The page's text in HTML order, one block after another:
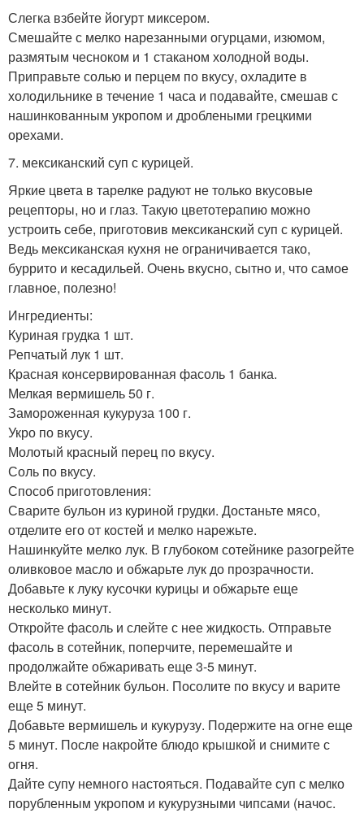
Слегка взбейте йогурт миксером.
Смешайте с мелко нарезанными огурцами, изюмом,
размятым чесноком и 1 стаканом холодной воды.
Приправьте солью и перцем по вкусу, охладите в
холодильнике в течение 1 часа и подавайте, смешав с
нашинкованным укропом и дроблеными грецкими
орехами.
7. мексиканский суп с курицей.
Яркие цвета в тарелке радуют не только вкусовые
рецепторы, но и глаз. Такую цветотерапию можно
устроить себе, приготовив мексиканский суп с курицей.
Ведь мексиканская кухня не ограничивается тако,
буррито и кесадильей. Очень вкусно, сытно и, что самое
главное, полезно!
Ингредиенты:
Куриная грудка 1 шт.
Репчатый лук 1 шт.
Красная консервированная фасоль 1 банка.
Мелкая вермишель 50 г.
Замороженная кукуруза 100 г.
Укро по вкусу.
Молотый красный перец по вкусу.
Соль по вкусу.
Способ приготовления:
Сварите бульон из куриной грудки. Достаньте мясо,
отделите его от костей и мелко нарежьте.
Нашинкуйте мелко лук. В глубоком сотейнике разогрейте
оливковое масло и обжарьте лук до прозрачности.
Добавьте к луку кусочки курицы и обжарьте еще
несколько минут.
Откройте фасоль и слейте с нее жидкость. Отправьте
фасоль в сотейник, поперчите, перемешайте и
продолжайте обжаривать еще 3-5 минут.
Влейте в сотейник бульон. Посолите по вкусу и варите
еще 5 минут.
Добавьте вермишель и кукурузу. Подержите на огне еще
5 минут. После накройте блюдо крышкой и снимите с
огня.
Дайте супу немного настояться. Подавайте суп с мелко
порубленным укропом и кукурузными чипсами (начос.